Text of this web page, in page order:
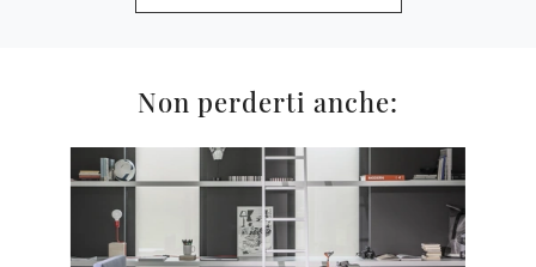
Non perderti anche: